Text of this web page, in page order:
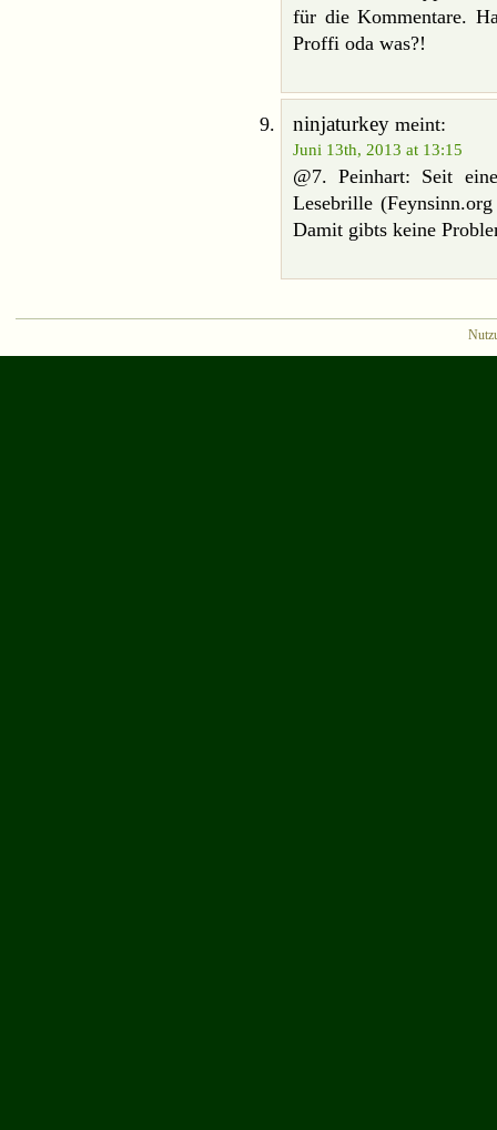
für die Kommentare.
Proffi oda was?!
ninjaturkey meint:
Juni 13th, 2013 at 13:15
@7. Peinhart: Seit
Lesebrille
Damit gibts keine